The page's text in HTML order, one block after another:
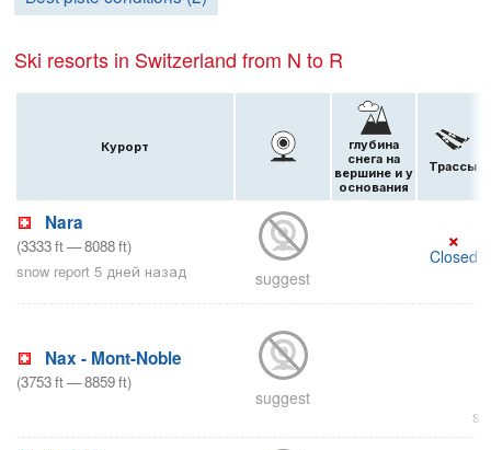
Ski resorts in Switzerland from N to R
Курорт
глубина
снега на
вершине и у
основания
Трассы
Nara
(3333ft—8088ft)
snow report 5 дней назад
suggest
×
Closed
Nax - Mont-Noble
(3753ft—8859ft)
suggest